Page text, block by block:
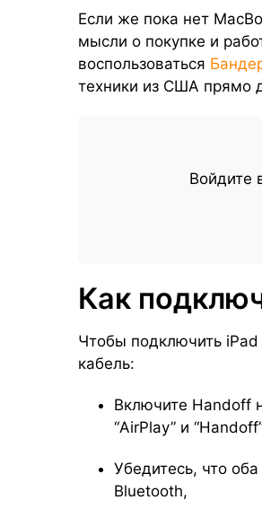
Если же пока нет
мысли о покупке и
воспользоваться
техники из США прямо
Войдите
Как
Чтобы подключить iPad
кабель:
Включите Handoff
“AirPlay” и
Убедитесь, что
Bluetooth,